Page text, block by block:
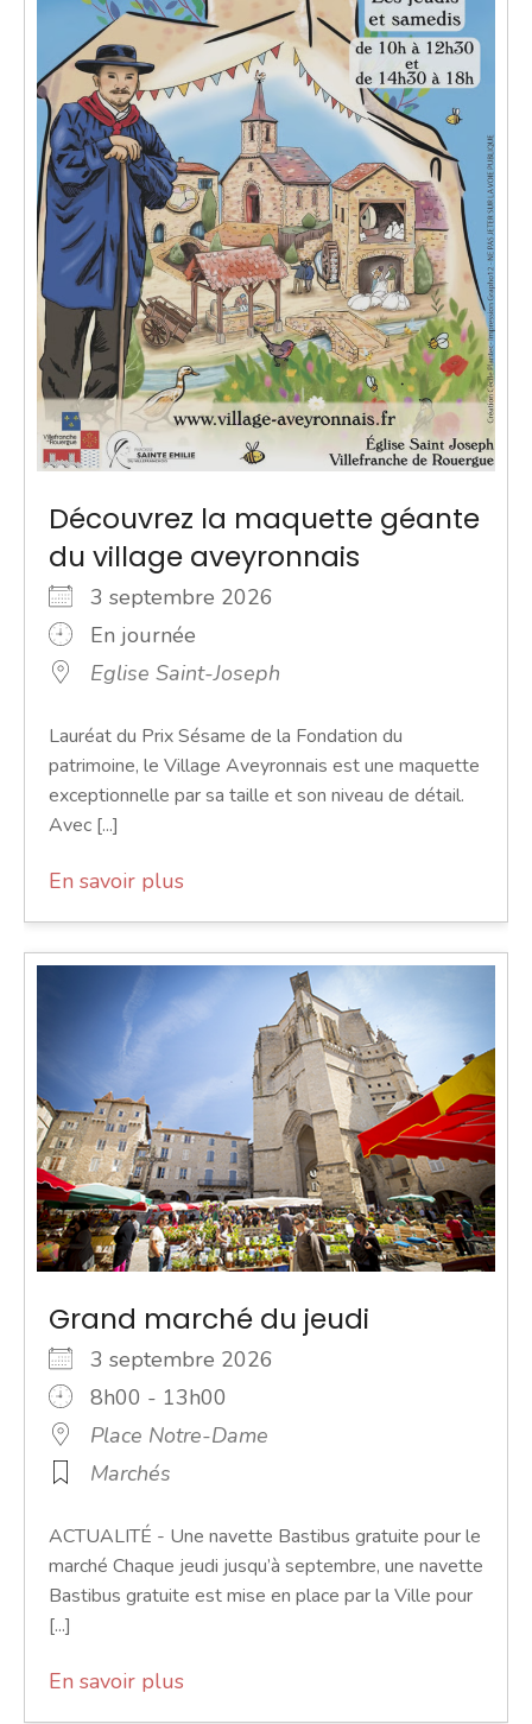
Découvrez la maquette géante
du village aveyronnais
3 septembre 2026
En journée
Eglise Saint-Joseph
Lauréat du Prix Sésame de la Fondation du
patrimoine, le Village Aveyronnais est une maquette
exceptionnelle par sa taille et son niveau de détail.
Avec [...]
En savoir plus
Grand marché du jeudi
3 septembre 2026
8h00 - 13h00
Place Notre-Dame
Marchés
ACTUALITÉ - Une navette Bastibus gratuite pour le
marché Chaque jeudi jusqu’à septembre, une navette
Bastibus gratuite est mise en place par la Ville pour
[...]
En savoir plus